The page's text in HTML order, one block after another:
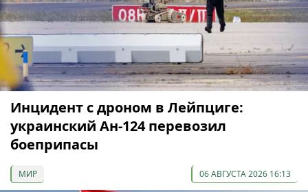
Инцидент с дроном в Лейпциге:
украинский Ан-124 перевозил
боеприпасы
МИР 06 АВГУСТА 2026 16:13